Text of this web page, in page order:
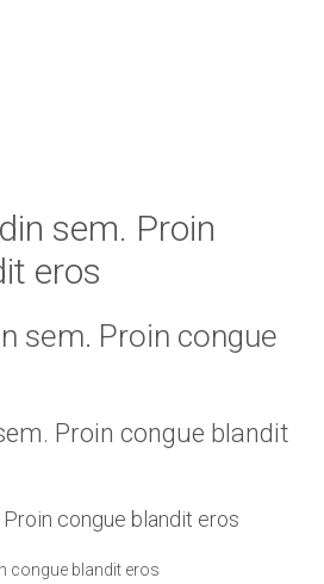
sem. Proin
eros
sem. Proin congue
Proin congue blandit
congue blandit eros
congue blandit eros